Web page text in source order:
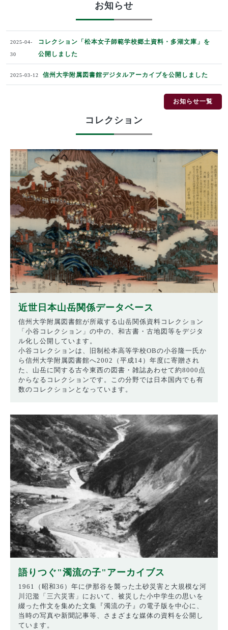
お知らせ
2025-04-
30
コレクション「松本女子師範学校郷土資料・多湖文庫」を
公開しました
2025-03-12 信州大学附属図書館デジタルアーカイブを公開しました
お知らせ一覧
コレクション
近世日本山岳関係データベース
信州大学附属図書館が所蔵する山岳関係資料コレクション
「小谷コレクション」の中の、和古書・古地図等をデジタ
ル化し公開しています。
小谷コレクションは、旧制松本高等学校OBの小谷隆一氏か
ら信州大学附属図書館へ2002（平成14）年度に寄贈され
た、山岳に関する古今東西の図書・雑誌あわせて約8000点
からなるコレクションです。この分野では日本国内でも有
数のコレクションとなっています。
語りつぐ"濁流の子"アーカイブス
1961（昭和36）年に伊那谷を襲った土砂災害と大規模な河
川氾濫「三六災害」において、被災した小中学生の思いを
綴った作文を集めた文集『濁流の子』の電子版を中心に、
当時の写真や新聞記事等、さまざまな媒体の資料を公開し
ています。